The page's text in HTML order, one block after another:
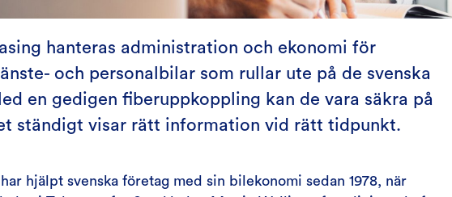
hanteras administration och ekonomi för
och personalbilar som rullar ute på de svenska
en gedigen fiberuppkoppling kan de vara säkra på
ständigt visar rätt information vid rätt tidpunkt.
hjälpt svenska företag med sin bilekonomi sedan 1978, när